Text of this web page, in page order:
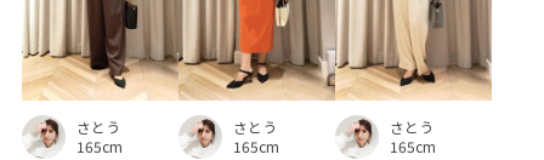
さとう
165cm
さとう
165cm
さとう
165cm